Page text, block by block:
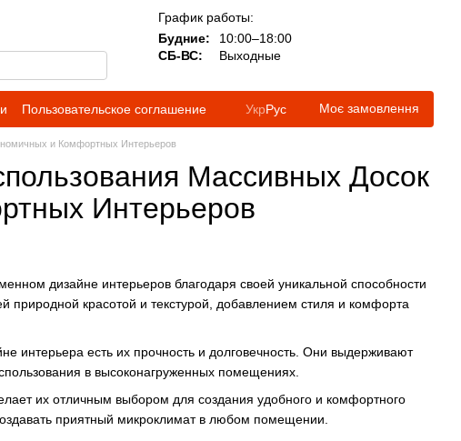
График работы:
Будние:
10:00–18:00
СБ-ВС:
Выходные
Пользовательское соглашение УкрРус Моє замовлення
и Комфортных Интерьеров
Массивных Досок
Интерьеров
дизайне интерьеров благодаря своей уникальной способности
природной красотой и текстурой, добавлением стиля и комфорта
интерьера есть их прочность и долговечность. Они выдерживают
в высоконагруженных помещениях.
их отличным выбором для создания удобного и комфортного
приятный микроклимат в любом помещении.